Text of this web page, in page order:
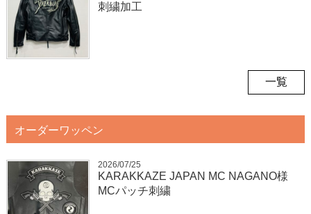
刺繍加工
一覧
オーダーワッペン
2026/07/25
KARAKKAZE JAPAN MC NAGANO様
MCパッチ刺繍